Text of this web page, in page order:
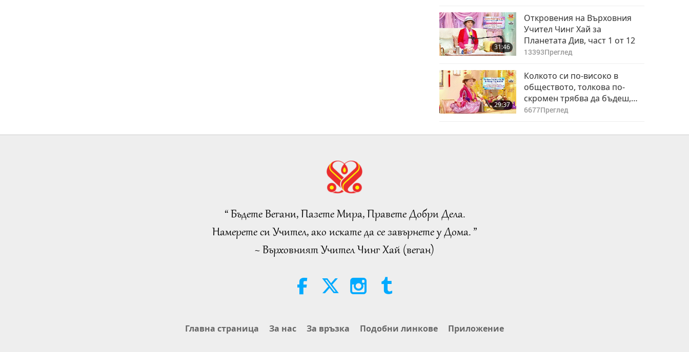
31:46
Откровения на Върховния
Учител Чинг Хай за
Планетата Див, част 1 от 12
13393Преглед
29:37
Колкото си по-високо в
обществото, толкова по-
скромен трябва да бъдеш,
част 1 от 3
6677Преглед
“ Бъдете Вегани, Пазете Мира, Правете Добри Дела.
Намерете си Учител, ако искате да се завърнете у Дома. ”
~ Върховният Учител Чинг Хай (веган)
Главна страница За нас За връзка Подобни линкове Приложение